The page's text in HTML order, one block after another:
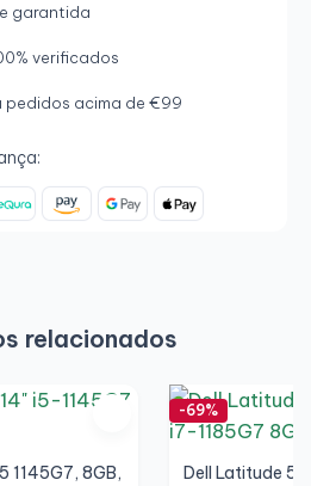
garantida
verificados
pedidos acima de €99
relacionados
1145G7, 8GB,
-69%
Dell Latitude